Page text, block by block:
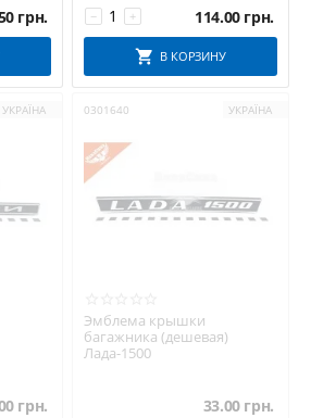
грн. +
− 114.00 грн.
В КОРЗИНУ
УКРАЇНА
грн.
0301640 УКРАЇНА
Эмблема крышки
багажника (дешевая)
Лада-1500
33.00 грн.